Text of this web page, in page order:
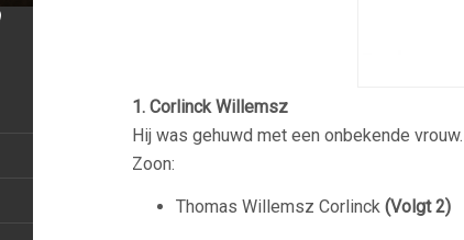
1. Corlinck Willemsz
Hij was gehuwd met een onbekende vrouw.
Zoon:
Thomas Willemsz Corlinck (Volgt 2)